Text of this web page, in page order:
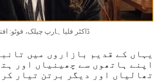
ڈاکٹر فلیا ہارپ چیلک، فوٹو:
یہاں کے قدیم بازاروں میں
اپنے ہاتھوں سے چھینیاں اور
تھالیاں اور دیگر برتن تیار